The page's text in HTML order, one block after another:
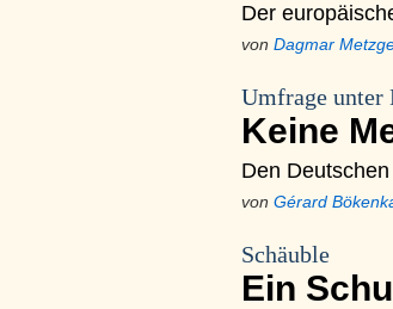
Der
von Dagmar
Umfrage unter
Keine
Den
von Gérard
Schäuble
Ein